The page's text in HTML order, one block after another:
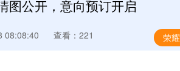
图公开，意向预订开启
荣耀
08:08:40 查看：221